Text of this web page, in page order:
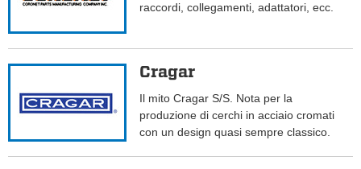
raccordi, collegamenti, adattatori, ecc.
Cragar
Il mito Cragar S/S. Nota per la
produzione di cerchi in acciaio cromati
con un design quasi sempre classico.